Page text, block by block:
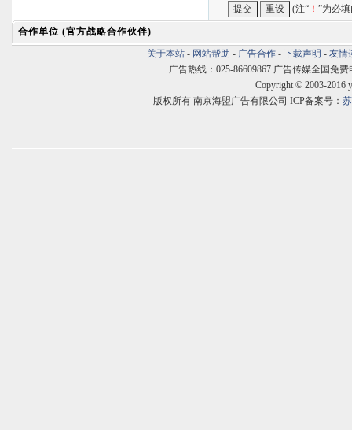
(注“ ！ ”为必
合作单位 (官方战略合作伙伴)
关于本站 - 网站帮助 - 广告合作 - 下载声明 - 友情
广告热线：025-86609867 广告传媒全国免费
Copyright © 2003-2016
版权所有 南京海盟广告有限公司 ICP备案号：